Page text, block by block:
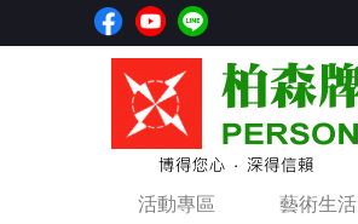
活動專區 藝術生活